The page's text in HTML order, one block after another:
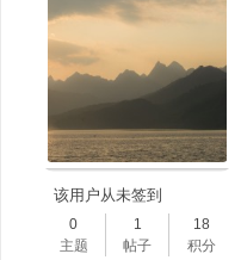
该用户从未签到
0
主题
1
帖子
18
积分